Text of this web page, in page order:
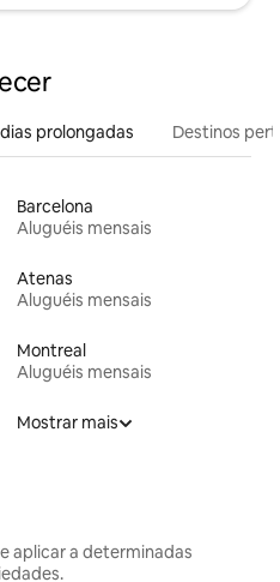
prolongadas Destinos
Barcelona
Aluguéis mensais
Atenas
Aluguéis mensais
Montreal
Aluguéis mensais
Mostrar mais
aplicar a determinadas